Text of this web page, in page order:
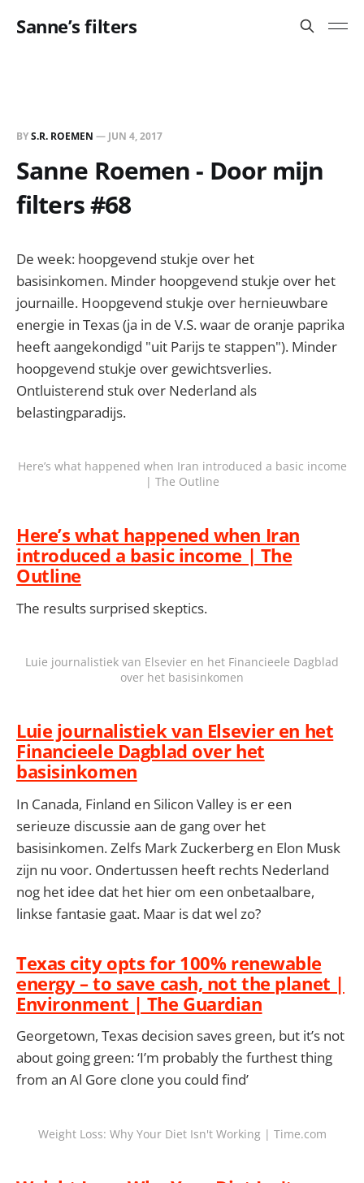
Sanne’s filters
BYS.R. ROEMEN — JUN 4, 2017
Sanne Roemen - Door mijn
filters #68
De week: hoopgevend stukje over het
basisinkomen. Minder hoopgevend stukje over het
journaille. Hoopgevend stukje over hernieuwbare
energie in Texas (ja in de V.S. waar de oranje paprika
heeft aangekondigd "uit Parijs te stappen"). Minder
hoopgevend stukje over gewichtsverlies.
Ontluisterend stuk over Nederland als
belastingparadijs.
Here’s what happened when Iran introduced a basic income
| The Outline
Here’s what happened when Iran
introduced a basic income | The
Outline
The results surprised skeptics.
Luie journalistiek van Elsevier en het Financieele Dagblad
over het basisinkomen
Luie journalistiek van Elsevier en het
Financieele Dagblad over het
basisinkomen
In Canada, Finland en Silicon Valley is er een
serieuze discussie aan de gang over het
basisinkomen. Zelfs Mark Zuckerberg en Elon Musk
zijn nu voor. Ondertussen heeft rechts Nederland
nog het idee dat het hier om een onbetaalbare,
linkse fantasie gaat. Maar is dat wel zo?
Texas city opts for 100% renewable
energy – to save cash, not the planet |
Environment | The Guardian
Georgetown, Texas decision saves green, but it’s not
about going green: ‘I’m probably the furthest thing
from an Al Gore clone you could find’
Weight Loss: Why Your Diet Isn't Working | Time.com